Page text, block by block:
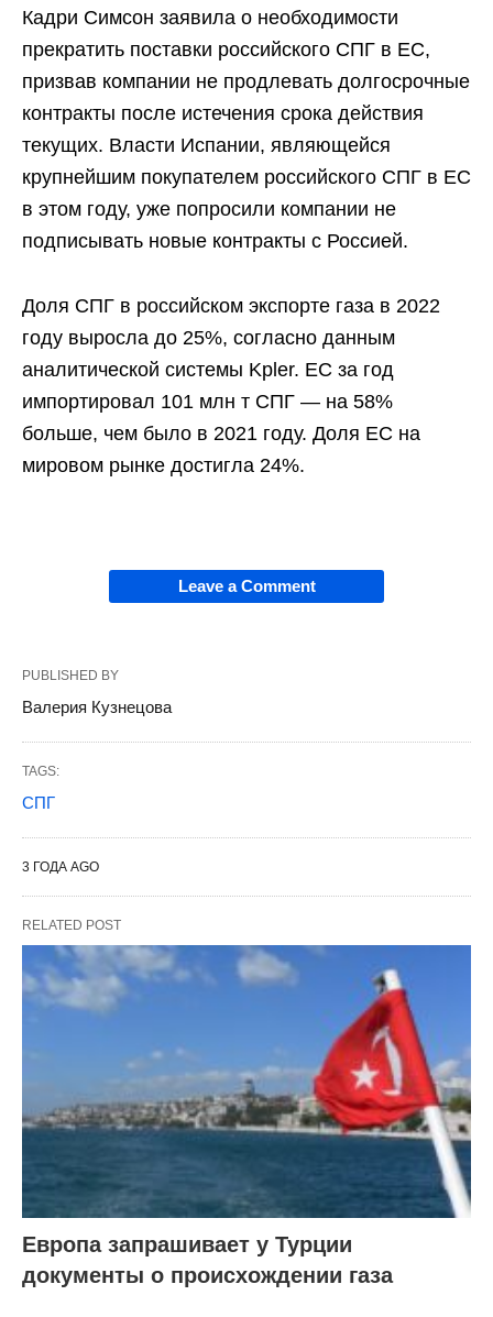
Кадри Симсон заявила о необходимости
прекратить поставки российского СПГ в ЕС,
призвав компании не продлевать долгосрочные
контракты после истечения срока действия
текущих. Власти Испании, являющейся
крупнейшим покупателем российского СПГ в ЕС
в этом году, уже попросили компании не
подписывать новые контракты с Россией.
Доля СПГ в российском экспорте газа в 2022
году выросла до 25%, согласно данным
аналитической системы Kpler. ЕС за год
импортировал 101 млн т СПГ — на 58%
больше, чем было в 2021 году. Доля ЕС на
мировом рынке достигла 24%.
Leave a Comment
PUBLISHED BY
Валерия Кузнецова
TAGS:
СПГ
3 ГОДА AGO
RELATED POST
Европа запрашивает у Турции
документы о происхождении газа